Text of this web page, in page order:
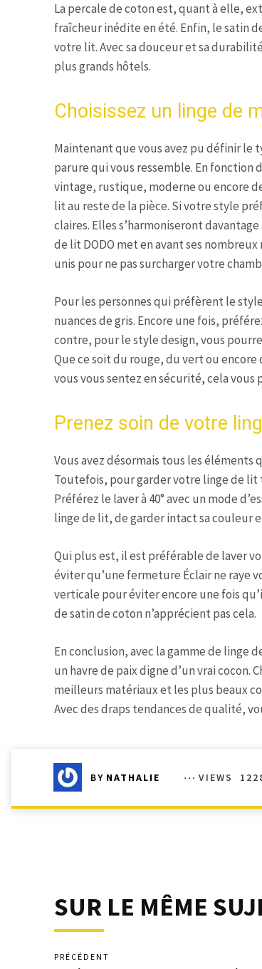
La percale de coton est, quant à elle,
fraîcheur inédite en été. Enfin, le satin
votre lit. Avec sa douceur et sa
plus grands hôtels.
Choisissez un linge de
Maintenant que vous avez pu définir le
parure qui vous ressemble. En
vintage, rustique, moderne ou encore
lit au reste de la pièce. Si votre style
claires. Elles s’harmoniseront
de lit DODO met en avant ses
unis pour ne pas surcharger votre
Pour les personnes qui préfèrent le
nuances de gris. Encore une fois,
contre, pour le style design, vous
Que ce soit du rouge, du vert ou
vous vous sentez en sécurité, cela
Prenez soin de votre
Vous avez désormais tous les éléments
Toutefois, pour garder votre linge de lit
Préférez le laver à 40° avec un mode
linge de lit, de garder intact sa couleur
Qui plus est, il est préférable de laver
éviter qu’une fermeture Éclair ne raye
verticale pour éviter encore une fois
de satin de coton n’apprécient pas cela.
En conclusion, avec la gamme de linge
un havre de paix digne d’un vrai cocon.
meilleurs matériaux et les plus beaux
Avec des draps tendances de qualité,
BY NATHALIE VIEWS
SUR LE MÊME
PRÉCÉDENT